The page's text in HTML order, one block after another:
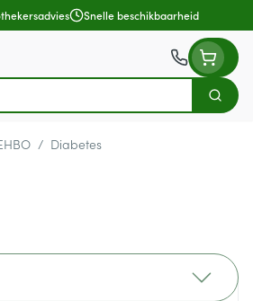
Snelle beschikbaarheid
Zoek
/ Diabetes